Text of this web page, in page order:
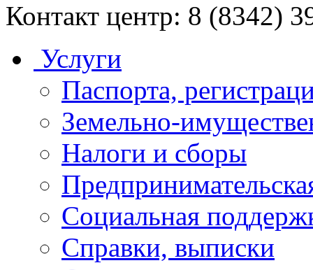
Контакт центр: 8 (8342)
Услуги
Паспорта,
Земельно-
Налоги и сборы
Социальная
Справки, выписки